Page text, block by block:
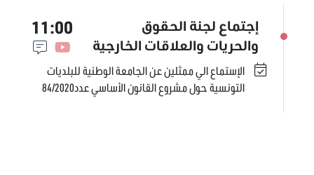
إجتماع لجنة الحقوق
والحريات والعلاقات الخارجية
11:00
الإستماع الي ممثلين عن الجامعة الوطنية للبلديات
التونسية حول مشروع القانون الأساسي عدد84/2020